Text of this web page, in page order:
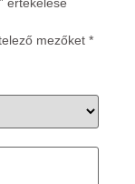
mezőket *